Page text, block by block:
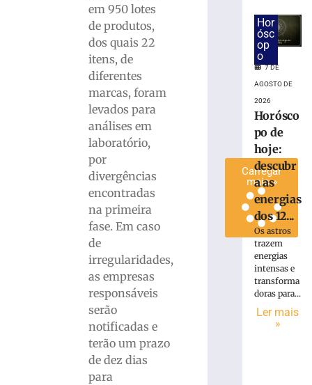
em 950 lotes
de produtos,
dos quais 22
itens, de
diferentes
marcas, foram
levados para
análises em
laboratório,
por
divergências
encontradas
na primeira
fase. Em caso
de
irregularidades,
as empresas
responsáveis
serão
notificadas e
terão um prazo
de dez dias
para
Carregar
mais »
Hor
ósc
op
o
7 DE
AGOSTO DE
2026
Horósco
po de
hoje:
descubr
a as
energias
dos 12...
Os astros
trazem
energias
intensas e
transforma
doras para...
Ler mais
»